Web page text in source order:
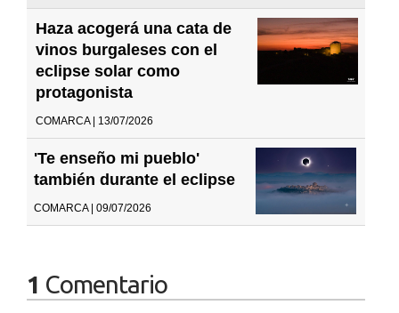
Haza acogerá una cata de
vinos burgaleses con el
eclipse solar como
protagonista
COMARCA | 13/07/2026
'Te enseño mi pueblo'
también durante el eclipse
COMARCA | 09/07/2026
1 Comentario